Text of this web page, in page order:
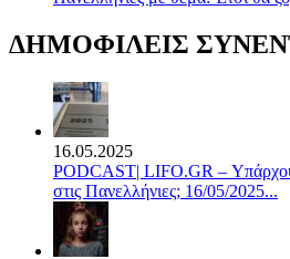
ΔΗΜΟΦΙΛΕΙΣ
16.05.2025
PODCAST| LIFO.GR –
στις Πανελλήνιες; 16/05/2025...